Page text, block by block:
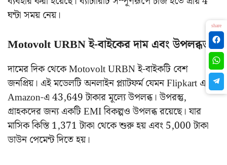
ঘন্টা সময় নেয়।
Motovolt URBN ই-বাইকের দাম এবং উপলব্ধতা
দামের দিক থেকে Motovolt URBN ই-বাইকটি বেশ
জনপ্রিয়। এই মডেলটি অনলাইন প্ল্যাটফর্ম যেমন Flipkart এবং
Amazon-এ 43,649 টাকার মূল্যে উপলব্ধ। উপরন্তু,
গ্রাহকদের জন্য একটি EMI বিকল্পও উপলব্ধ রয়েছে। যার
মাসিক কিস্তি 1,371 টাকা থেকে শুরু হয় এবং 5,000 টাকা
ডাউন পেমেন্ট দিতে হয়।
share